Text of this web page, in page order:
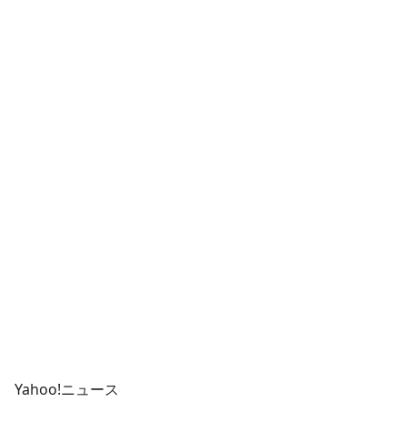
Yahoo!ニュース